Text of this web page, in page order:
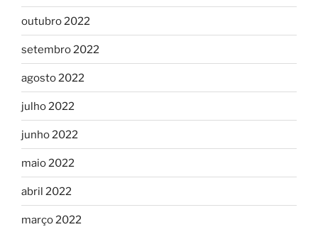
outubro 2022
setembro 2022
agosto 2022
julho 2022
junho 2022
maio 2022
abril 2022
março 2022